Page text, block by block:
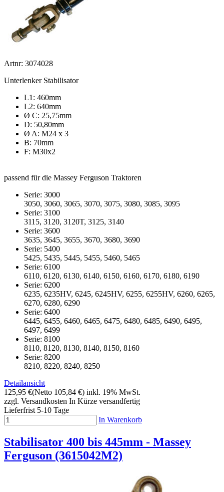
Artnr: 3074028
Unterlenker Stabilisator
L1: 460mm
L2: 640mm
Ø C: 25,75mm
D: 50,80mm
Ø A: M24 x 3
B: 70mm
F: M30x2
passend für die Massey Ferguson Traktoren
Serie: 3000
3050, 3060, 3065, 3070, 3075, 3080, 3085, 3095
Serie: 3100
3115, 3120, 3120T, 3125, 3140
Serie: 3600
3635, 3645, 3655, 3670, 3680, 3690
Serie: 5400
5425, 5435, 5445, 5455, 5460, 5465
Serie: 6100
6110, 6120, 6130, 6140, 6150, 6160, 6170, 6180, 6190
Serie: 6200
6235, 6235HV, 6245, 6245HV, 6255, 6255HV, 6260, 6265,
6270, 6280, 6290
Serie: 6400
6445, 6455, 6460, 6465, 6475, 6480, 6485, 6490, 6495,
6497, 6499
Serie: 8100
8110, 8120, 8130, 8140, 8150, 8160
Serie: 8200
8210, 8220, 8240, 8250
Detailansicht
125,95 €(Netto 105,84 €) inkl. 19% MwSt.
zzgl. Versandkosten In Kürze versandfertig
Lieferfrist 5-10 Tage
In Warenkorb
Stabilisator 400 bis 445mm - Massey
Ferguson (3615042M2)